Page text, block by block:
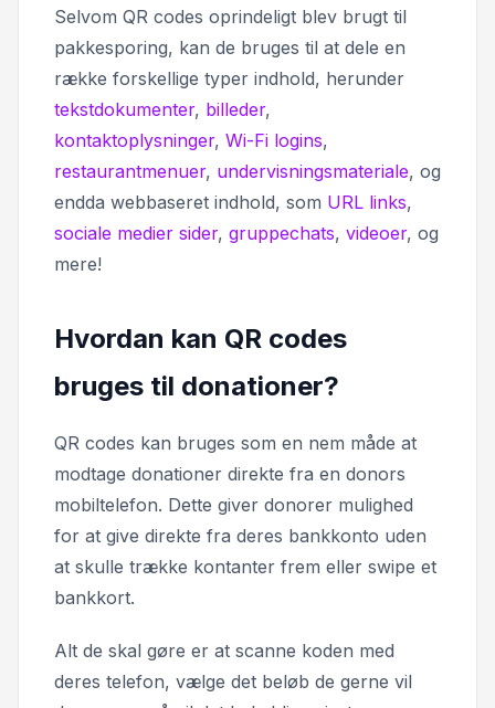
Selvom QR codes oprindeligt blev brugt til
pakkesporing, kan de bruges til at dele en
række forskellige typer indhold, herunder
tekstdokumenter, billeder,
kontaktoplysninger, Wi-Fi logins,
restaurantmenuer, undervisningsmateriale, og
endda webbaseret indhold, som URL links,
sociale medier sider, gruppechats, videoer, og
mere!
Hvordan kan QR codes
bruges til donationer?
QR codes kan bruges som en nem måde at
modtage donationer direkte fra en donors
mobiltelefon. Dette giver donorer mulighed
for at give direkte fra deres bankkonto uden
at skulle trække kontanter frem eller swipe et
bankkort.
Alt de skal gøre er at scanne koden med
deres telefon, vælge det beløb de gerne vil